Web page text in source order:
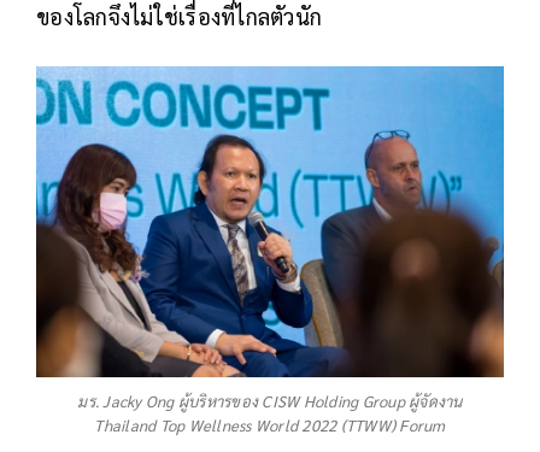
ของโลกจึงไม่ใช่เรื่องที่ไกลตัวนัก
มร. Jacky Ong ผู้บริหารของ CISW Holding Group ผู้จัดงาน
Thailand Top Wellness World 2022 (TTWW) Forum